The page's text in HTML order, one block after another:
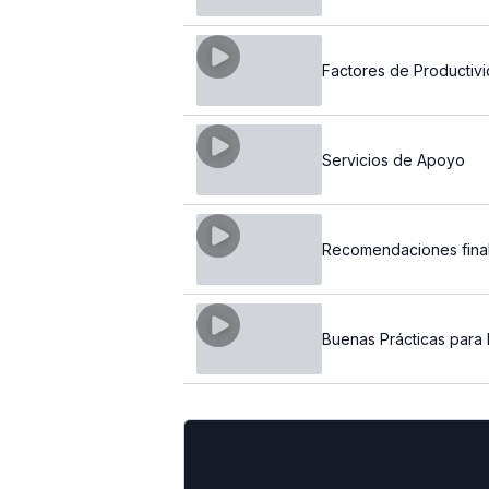
Factores de
Servicios de Apoyo
Recomendaciones
Buenas Prácticas